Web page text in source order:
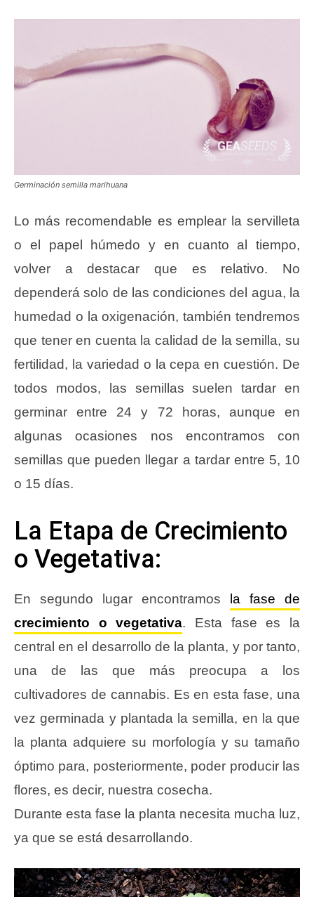
Germinación semilla marihuana
Lo más recomendable es emplear la servilleta
o el papel húmedo y en cuanto al tiempo,
volver a destacar que es relativo. No
dependerá solo de las condiciones del agua, la
humedad o la oxigenación, también tendremos
que tener en cuenta la calidad de la semilla, su
fertilidad, la variedad o la cepa en cuestión. De
todos modos, las semillas suelen tardar en
germinar entre 24 y 72 horas, aunque en
algunas ocasiones nos encontramos con
semillas que pueden llegar a tardar entre 5, 10
o 15 días.
La Etapa de Crecimiento
o Vegetativa:
En segundo lugar encontramos la fase de
crecimiento o vegetativa. Esta fase es la
central en el desarrollo de la planta, y por tanto,
una de las que más preocupa a los
cultivadores de cannabis. Es en esta fase, una
vez germinada y plantada la semilla, en la que
la planta adquiere su morfología y su tamaño
óptimo para, posteriormente, poder producir las
flores, es decir, nuestra cosecha.
Durante esta fase la planta necesita mucha luz,
ya que se está desarrollando.